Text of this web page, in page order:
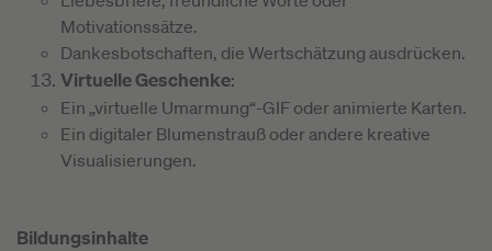
Motivationssätze.
Dankesbotschaften, die Wertschätzung ausdrücken.
Virtuelle Geschenke:
Ein „virtuelle Umarmung“-GIF oder animierte Karten.
Ein digitaler Blumenstrauß oder andere kreative
Visualisierungen.
Bildungsinhalte